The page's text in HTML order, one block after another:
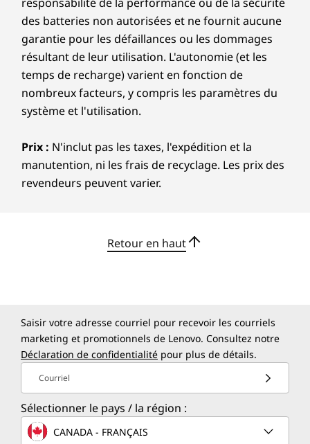
Le respect ou le dépassement de 12 normes,
de 26 procédures et de plus de 200 contrôles
de qualitégarantissent que ces appareils
fonctionnent dans des conditions extrêmes, y
compris des variables difficiles telles que la
nature sauvage de l'Arctique, les tempêtes de
poussière du désert, les températures
plus encore.
Performance sur
500 nits, 100 % sRGB, certifié Eyesafe ,AICCP
16 po WUXGA (1920 x 1200) IPS, antireflets,
PrivacyGuard, écran tactile intégré à la cellule (OCT),
500 nits, 100 % sRGB
16 po 2,8K (2880 x 1800) OLED, antireflets, 500 nits,
100 % DCI-P3, rapport STB de 88,85
Largeur x Profondeur)
11,45 mm (avant) / 18,2 mm (arrière) / 23,8 mm (max) x
357,9 mm x 247,9 mm
TrackPoint à double fonction : naviguez comme une
souris ou appuyez deux fois pour ouvrir le menu
rapide TrackPoint
Clavier ThinkPad TrackPoint Copilot (course de
1,5 mm)
Pavé tactile à trois boutons
Rétroéclairage en option
des batteries non autorisées et ne fournit aucune
garantie pour les défaillances ou les dommages
résultant de leur utilisation. L'autonomie (et les
temps de recharge) varient en fonction de
nombreux facteurs, y compris les paramètres du
système et l'utilisation.
Prix : N'inclut pas les taxes, l'expédition et la
manutention, ni les frais de recyclage. Les prix des
revendeurs peuvent varier.
Retour en haut
Saisir votre adresse courriel pour recevoir les courriels
marketing et promotionnels de Lenovo. Consultez notre
Déclaration de confidentialité pour plus de détails.
Courriel
Sélectionner le pays / la région :
CANADA - FRANÇAIS